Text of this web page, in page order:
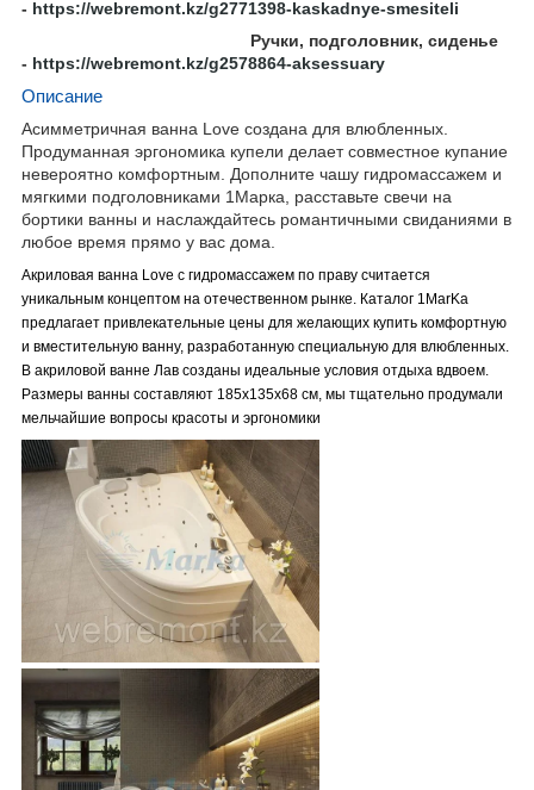
- https://webremont.kz/g2771398-kaskadnye-smesiteli
Ручки, подголовник, сиденье
- https://webremont.kz/g2578864-aksessuary
Описание
Асимметричная ванна Love создана для влюбленных.
Продуманная эргономика купели делает совместное купание
невероятно комфортным. Дополните чашу гидромассажем и
мягкими подголовниками 1Марка, расставьте свечи на
бортики ванны и наслаждайтесь романтичными свиданиями в
любое время прямо у вас дома.
Акриловая ванна Love с гидромассажем по праву считается
уникальным концептом на отечественном рынке. Каталог 1MarKa
предлагает привлекательные цены для желающих купить комфортную
и вместительную ванну, разработанную специальную для влюбленных.
В акриловой ванне Лав созданы идеальные условия отдыха вдвоем.
Размеры ванны составляют 185x135x68 см, мы тщательно продумали
мельчайшие вопросы красоты и эргономики